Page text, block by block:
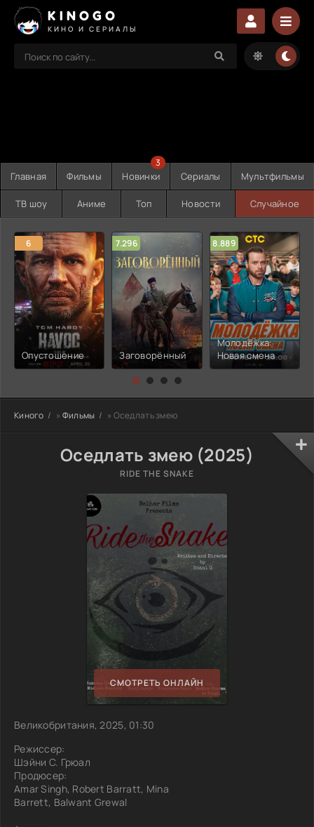
KINOGO
КИНО И СЕРИАЛЫ
Главная Фильмы Новинки
3
Сериалы Мультфильмы
ТВ шоу Аниме Топ Новости Случайное
6
Опустошение
7.296
Заговорённый
8.889
Молодёжка:
Новая смена
Киного » Фильмы » Оседлать змею
Оседлать змею (2025)
RIDE THE SNAKE
СМОТРЕТЬ ОНЛАЙН
Великобритания, 2025, 01:30
Режиссер:
Шэйни С. Грюал
Продюсер:
Amar Singh, Robert Barratt, Mina
Barrett, Balwant Grewal